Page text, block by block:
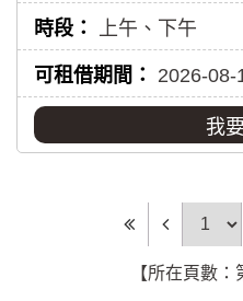
上午、下午
2026-08-
我
前往頁
【所在頁數：